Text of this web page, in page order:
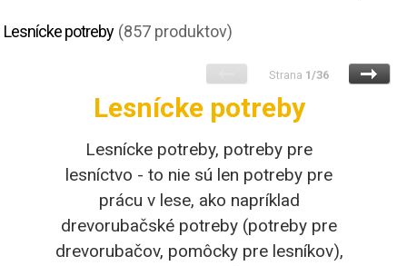
Lesnícke potreby (857 produktov)
Strana 1/36
Lesnícke potreby
Lesnícke potreby, potreby pre
lesníctvo - to nie sú len potreby pre
prácu v lese, ako napríklad
drevorubačské potreby (potreby pre
drevorubačov, pomôcky pre lesníkov),